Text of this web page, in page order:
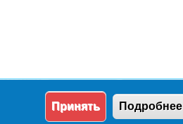
Принять Подробнее